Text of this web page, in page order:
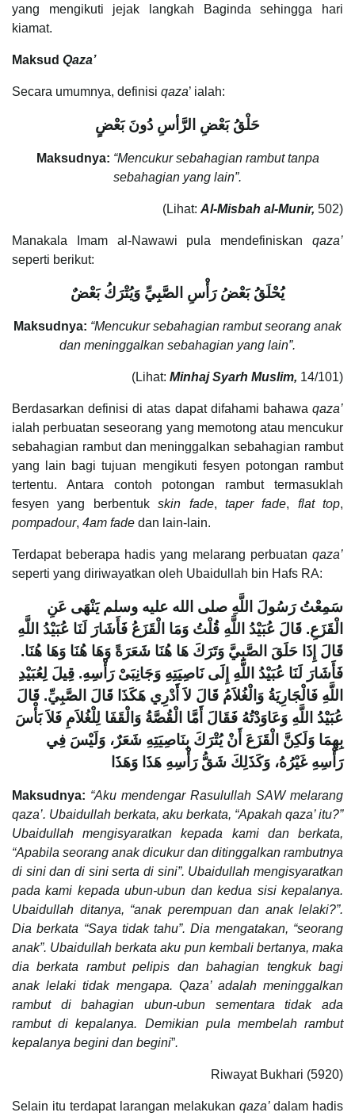
yang mengikuti jejak langkah Baginda sehingga hari
kiamat.
Maksud Qaza’
Secara umumnya, definisi qaza’ ialah:
حَلْقُ بَعْضِ الرَّأسِ دُونَ بَعْضٍ
Maksudnya: “Mencukur sebahagian rambut tanpa
sebahagian yang lain”.
(Lihat: Al-Misbah al-Munir, 502)
Manakala Imam al-Nawawi pula mendefiniskan qaza’
seperti berikut:
يُحْلَقُ بَعْضُ رَأْسِ الصَّبِيِّ وَيُتْرَكُ بَعْضٌ
Maksudnya: “Mencukur sebahagian rambut seorang anak
dan meninggalkan sebahagian yang lain”.
(Lihat: Minhaj Syarh Muslim, 14/101)
Berdasarkan definisi di atas dapat difahami bahawa qaza’
ialah perbuatan seseorang yang memotong atau mencukur
sebahagian rambut dan meninggalkan sebahagian rambut
yang lain bagi tujuan mengikuti fesyen potongan rambut
tertentu. Antara contoh potongan rambut termasuklah
fesyen yang berbentukskin fade, taper fade, flat top,
pompadour, 4am fade dan lain-lain.
Terdapat beberapa hadis yang melarang perbuatan qaza’
seperti yang diriwayatkan oleh Ubaidullah bin Hafs RA:
سَمِعْتُ رَسُولَ اللَّهِ صلى الله عليه وسلم يَنْهَى عَنِ
الْقَزَعِ‏.‏ قَالَ عُبَيْدُ اللَّهِ قُلْتُ وَمَا الْقَزَعُ فَأَشَارَ لَنَا عُبَيْدُ اللَّهِ
قَالَ إِذَا حَلَقَ الصَّبِيَّ وَتَرَكَ هَا هُنَا شَعَرَةً وَهَا هُنَا وَهَا هُنَا‏.‏
فَأَشَارَ لَنَا عُبَيْدُ اللَّهِ إِلَى نَاصِيَتِهِ وَجَانِبَىْ رَأْسِهِ‏.‏ قِيلَ لِعُبَيْدِ
اللَّهِ فَالْجَارِيَةُ وَالْغُلاَمُ قَالَ لاَ أَدْرِي هَكَذَا قَالَ الصَّبِيِّ‏.‏ قَالَ
عُبَيْدُ اللَّهِ وَعَاوَدْتُهُ فَقَالَ أَمَّا الْقُصَّةُ وَالْقَفَا لِلْغُلاَمِ فَلاَ بَأْسَ
بِهِمَا وَلَكِنَّ الْقَزَعَ أَنْ يُتْرَكَ بِنَاصِيَتِهِ شَعَرٌ، وَلَيْسَ فِي
رَأْسِهِ غَيْرُهُ، وَكَذَلِكَ شَقُّ رَأْسِهِ هَذَا وَهَذَا
Maksudnya: “Aku mendengar Rasulullah SAW melarang
qaza’. Ubaidullah berkata, aku berkata, “Apakah qaza’ itu?”
Ubaidullah mengisyaratkan kepada kami dan berkata,
“Apabila seorang anak dicukur dan ditinggalkan rambutnya
di sini dan di sini serta di sini”. Ubaidullah mengisyaratkan
pada kami kepada ubun-ubun dan kedua sisi kepalanya.
Ubaidullah ditanya, “anak perempuan dan anak lelaki?”.
Dia berkata “Saya tidak tahu”. Dia mengatakan, “seorang
anak”. Ubaidullah berkata aku pun kembali bertanya, maka
dia berkata rambut pelipis dan bahagian tengkuk bagi
anak lelaki tidak mengapa. Qaza’ adalah meninggalkan
rambut di bahagian ubun-ubun sementara tidak ada
rambut di kepalanya. Demikian pula membelah rambut
kepalanya begini dan begini”.
Riwayat Bukhari (5920)
Selain itu terdapat larangan melakukan qaza’ dalam hadis